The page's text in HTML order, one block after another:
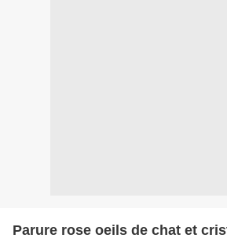
Parure rose oeils de chat et